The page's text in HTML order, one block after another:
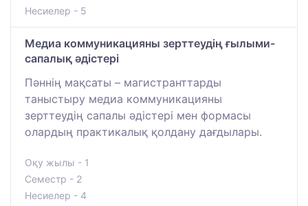
Несиелер - 5
Медиа коммуникацияны зерттеудің ғылыми-
сапалық әдістері
Пәннің мақсаты – магистранттарды
таныстыру медиа коммуникацияны
зерттеудің сапалы әдістері мен формасы
олардың практикалық қолдану дағдылары.
Оқу жылы - 1
Семестр - 2
Несиелер - 4